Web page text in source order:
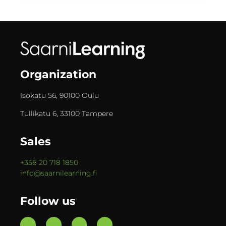
Organization
Isokatu 56, 90100 Oulu
Tullikatu 6, 33100 Tampere
Sales
+358 20 718 1850
info@saarnilearning.fi
Follow us